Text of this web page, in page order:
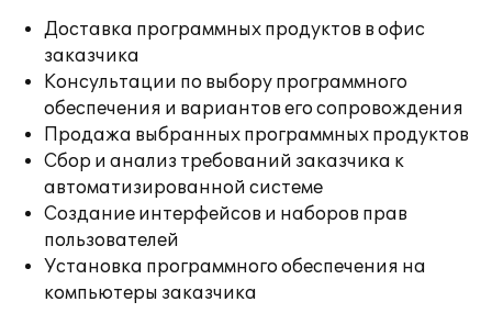
Доставка программных продуктов в офис
заказчика
Консультации по выбору программного
обеспечения и вариантов его сопровождения
Продажа выбранных программных продуктов
Сбор и анализ требований заказчика к
автоматизированной системе
Создание интерфейсов и наборов прав
пользователей
Установка программного обеспечения на
компьютеры заказчика